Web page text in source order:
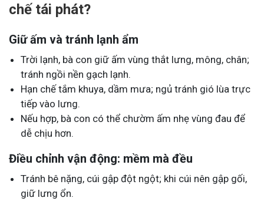
chế tái phát?
Giữ ấm và tránh lạnh ẩm
Trời lạnh, bà con giữ ấm vùng thắt lưng, mông, chân;
tránh ngồi nền gạch lạnh.
Hạn chế tắm khuya, dầm mưa; ngủ tránh gió lùa trực
tiếp vào lưng.
Nếu hợp, bà con có thể chườm ấm nhẹ vùng đau để
dễ chịu hơn.
Điều chỉnh vận động: mềm mà đều
Tránh bê nặng, cúi gập đột ngột; khi cúi nên gập gối,
giữ lưng ổn.